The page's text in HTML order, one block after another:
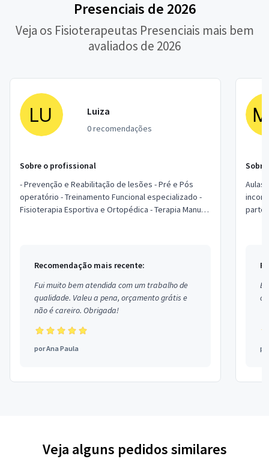
Presenciais de 2026
Veja os Fisioterapeutas Presenciais mais bem
avaliados de 2026
Luiza
0 recomendações
Sobre o profissional
- Prevenção e Reabilitação de lesões - Pré e Pós
operatório - Treinamento Funcional especializado -
Fisioterapia Esportiva e Ortopédica - Terapia Manual
Recomendação mais recente:
Fui muito bem atendida com um trabalho de
qualidade. Valeu a pena, orçamento grátis e
não é careiro. Obrigada!
porAna Paula
Aulas
parto.
Veja alguns pedidos similares